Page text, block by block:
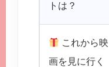
トは？
これから映
画を見に行く